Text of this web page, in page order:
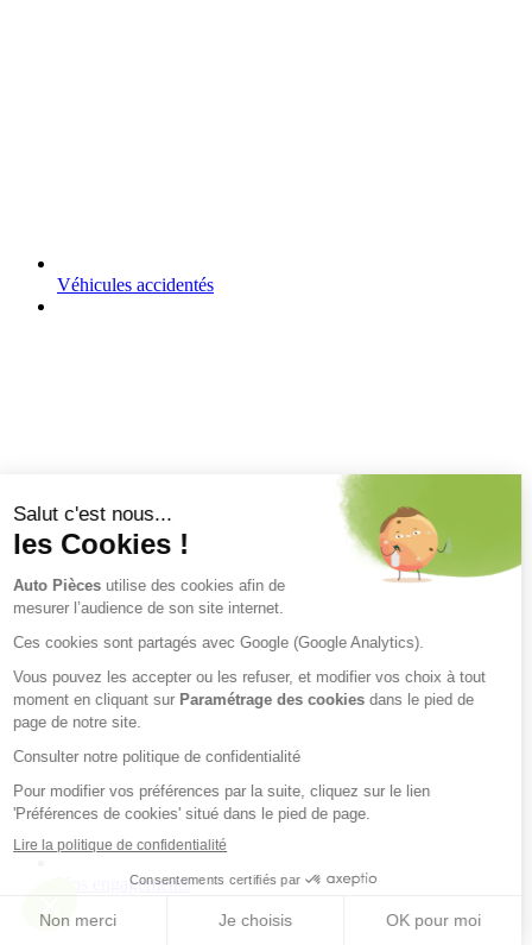
Véhicules accidentés
Nos engagements